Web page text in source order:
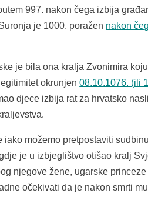
997. nakon čega izbija
je 1000. poražen nakon
je bila ona kralja Zvonimira
okrunjen08.10.1076. (ili
djece izbija rat za hrvatsko
iako možemo pretpostaviti
je u izbjeglištvo otišao kralj
njegove žene, ugarske
očekivati da je nakon smrti